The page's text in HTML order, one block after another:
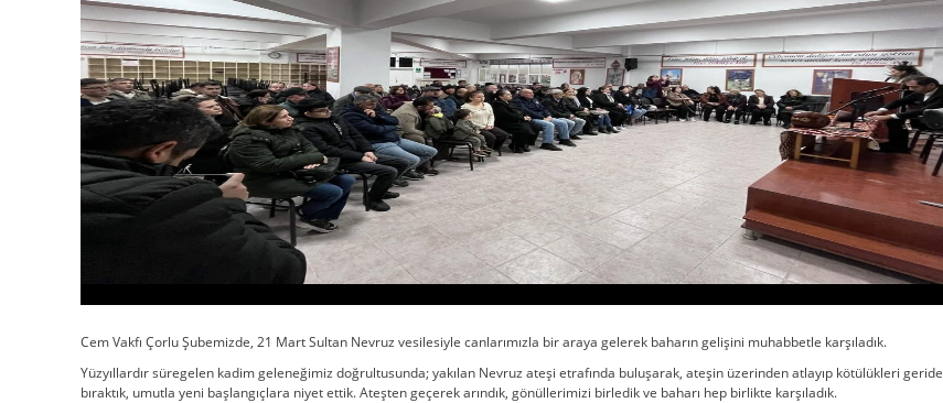
Cem Vakfı Çorlu Şubemizde, 21 Mart Sultan Nevruz vesilesiyle canlarımızla bir araya gelerek baharın gelişini muhabbetle karşıladık.
Yüzyıllardır süregelen kadim geleneğimiz doğrultusunda; yakılan Nevruz ateşi etrafında buluşarak, ateşin üzerinden atlayıp kötülükleri geride
bıraktık, umutla yeni başlangıçlara niyet ettik. Ateşten geçerek arındık, gönüllerimizi birledik ve baharı hep birlikte karşıladık.